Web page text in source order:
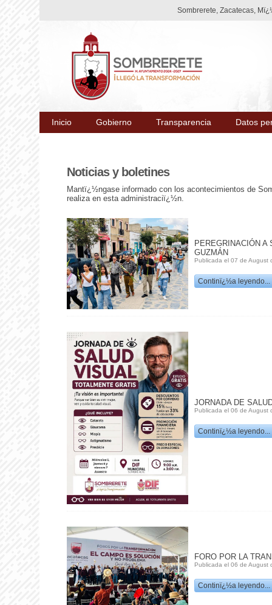
Sombrerete, Zacatecas,
Inicio Gobierno Transparencia Datos
Noticias y boletines
Mantï¿½ngase informado con los acontecimientos de
realiza en esta administraciï¿½n.
PEREGRINACIÓN A
GUZMÁN
Publicada el 07 de August
Continï¿½a leyendo...
JORNADA DE
Publicada el 06 de August
Continï¿½a leyendo...
FORO POR LA
Publicada el 06 de August
Continï¿½a leyendo...